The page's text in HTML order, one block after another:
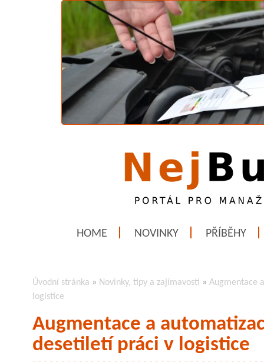
HOME NOVINKY PŘÍBĚHY
Úvodní stránka » Novinky, tipy a zajímavosti » Augmentace
logistice
Augmentace a
desetiletí práci v logistice